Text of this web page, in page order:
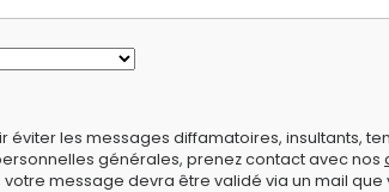
éviter les messages diffamatoires, insultants,
générales, prenez contact avec nos
message devra être validé via un mail que